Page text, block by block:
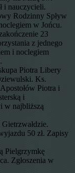
i nauczycieli.
Rodzinny Spływ
w Jońcu.
23
z jednego
i noclegiem
Piotra Libery
Ks.
Piotra i
i
w najbliższą
50 zł. Zapisy
Pielgrzymkę
Zgłoszenia w